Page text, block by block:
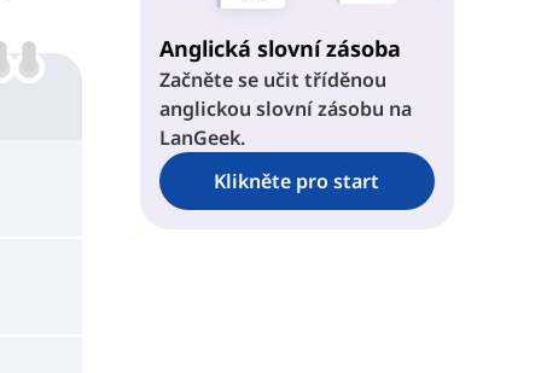
Anglická slovní zásoba
Začněte se učit tříděnou
anglickou slovní zásobu na
LanGeek.
Klikněte pro start